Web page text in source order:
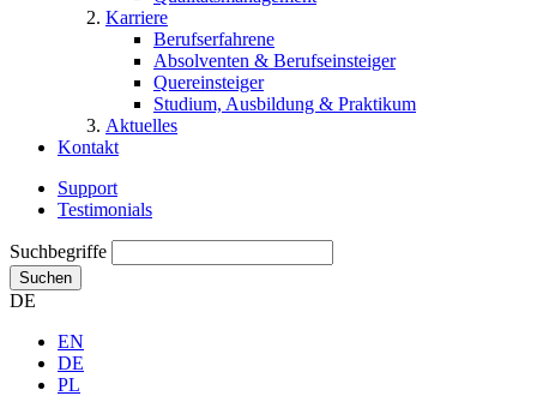
Karriere
Berufserfahrene
Absolventen & Berufseinsteiger
Quereinsteiger
Studium, Ausbildung & Praktikum
Aktuelles
Kontakt
Support
Testimonials
Suchbegriffe
Suchen
DE
EN
DE
PL